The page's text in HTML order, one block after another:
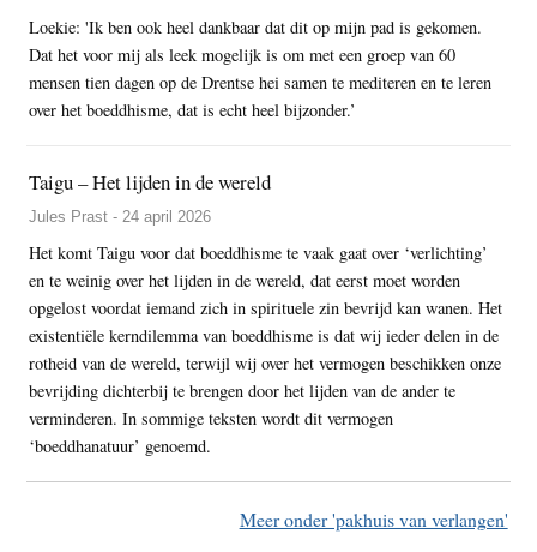
Loekie: 'Ik ben ook heel dankbaar dat dit op mijn pad is gekomen.
Dat het voor mij als leek mogelijk is om met een groep van 60
mensen tien dagen op de Drentse hei samen te mediteren en te leren
over het boeddhisme, dat is echt heel bijzonder.’
Taigu – Het lijden in de wereld
Jules Prast - 24 april 2026
Het komt Taigu voor dat boeddhisme te vaak gaat over ‘verlichting’
en te weinig over het lijden in de wereld, dat eerst moet worden
opgelost voordat iemand zich in spirituele zin bevrijd kan wanen. Het
existentiële kerndilemma van boeddhisme is dat wij ieder delen in de
rotheid van de wereld, terwijl wij over het vermogen beschikken onze
bevrijding dichterbij te brengen door het lijden van de ander te
verminderen. In sommige teksten wordt dit vermogen
‘boeddhanatuur’ genoemd.
Meer onder 'pakhuis van verlangen'